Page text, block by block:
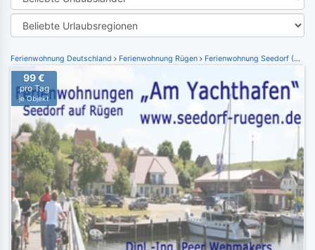
Ferienwohnung Deutschland Ferienwohnung Rügen Ferienwohnung Seedorf (Rügen)
99 €
pro Tag
je Objekt